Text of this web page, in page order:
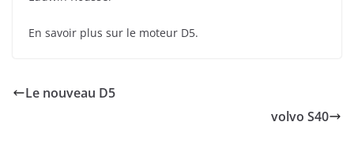
En savoir plus sur le moteur D5.
Le nouveau D5
volvo S40